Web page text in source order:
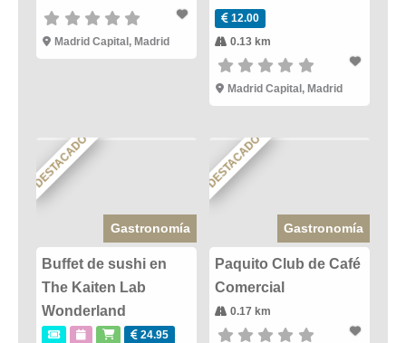
Madrid Capital , Madrid
12.00
0.13 km
Madrid Capital , Madrid
DESTACADO
Gastronomía
Buffet de sushi en
The Kaiten Lab
Wonderland
24.95
DESTACADO
Gastronomía
Paquito Club de Café
Comercial
0.17 km